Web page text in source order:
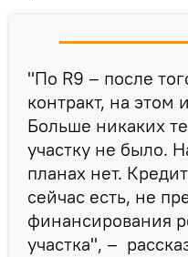
"По R9 – после
контракт, на этом
Больше никаких
участку не было.
планах нет.
сейчас есть, не
финансирования
участка", –